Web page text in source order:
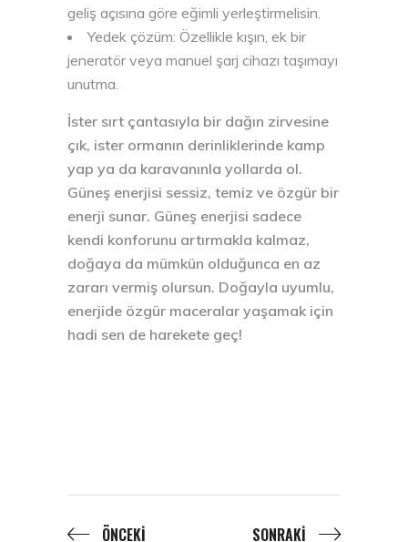
geliş açısına göre eğimli yerleştirmelisin.
Yedek çözüm: Özellikle kışın, ek bir
jeneratör veya manuel şarj cihazı taşımayı
unutma.
İster sırt çantasıyla bir dağın zirvesine
çık, ister ormanın derinliklerinde kamp
yap ya da karavanınla yollarda ol.
Güneş enerjisi sessiz, temiz ve özgür bir
enerji sunar. Güneş enerjisi sadece
kendi konforunu artırmakla kalmaz,
doğaya da mümkün olduğunca en az
zararı vermiş olursun. Doğayla uyumlu,
enerjide özgür maceralar yaşamak için
hadi sen de harekete geç!
ÖNCEKI SONRAKI